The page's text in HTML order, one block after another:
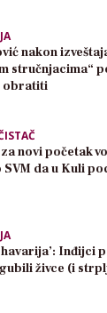
nakon
stručnjacima“
obratiti
novi početak
SVM da u Kuli
havarija’: Inđijci
živce (i